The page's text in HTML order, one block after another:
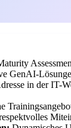
GenAI-
in der IT-